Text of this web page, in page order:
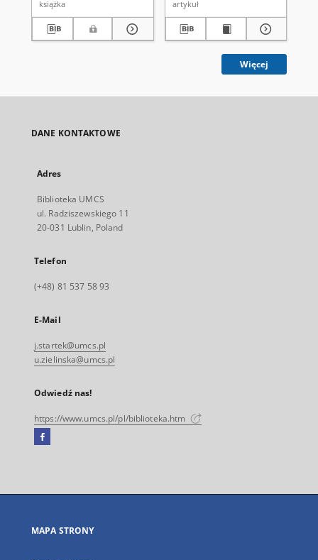
książka
artykuł
Więcej
DANE KONTAKTOWE
Adres
Biblioteka UMCS
ul. Radziszewskiego 11
20-031 Lublin, Poland
Telefon
(+48) 81 537 58 93
E-Mail
j.startek@umcs.pl
u.zielinska@umcs.pl
Odwiedź nas!
https://www.umcs.pl/pl/biblioteka.htm
Facebook
się
karcie
MAPA STRONY